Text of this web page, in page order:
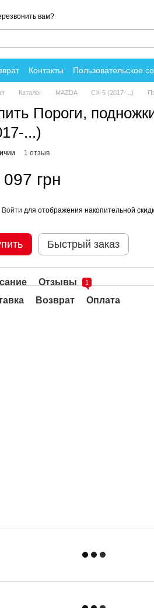
вам?
Контакты Пользовательское
Каталог MAZDA CX-5 (2017-...)
Пороги,
...)
1 отзыв
097 грн
Войти для отображения накопительной
Быстрый заказ
Отзывы 1
Возврат Оплата